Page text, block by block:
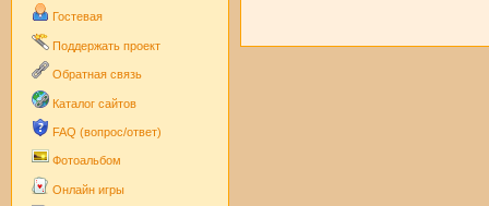
Гостевая
Поддержать проект
Обратная связь
Каталог сайтов
FAQ (вопрос/ответ)
Фотоальбом
Онлайн игры